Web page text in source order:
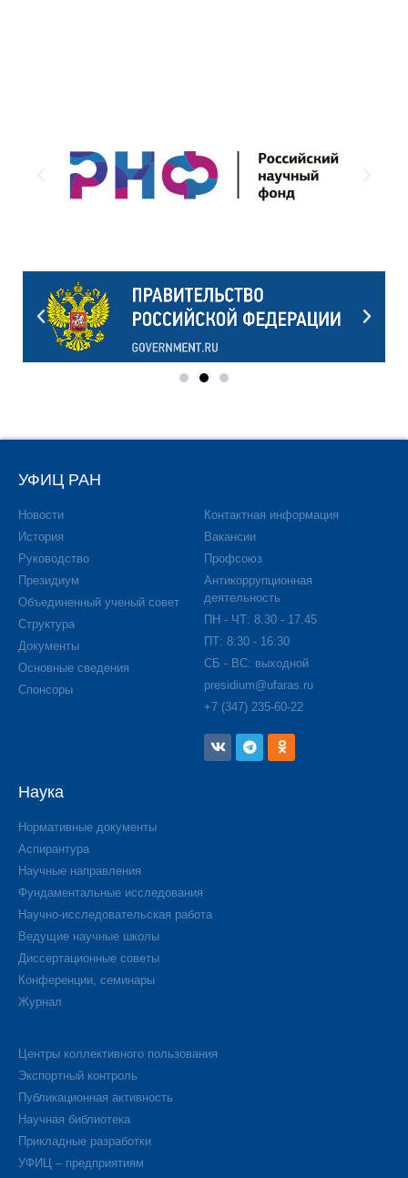
УФИЦ РАН
Новости
История
Руководство
Президиум
Объединенный ученый совет
Структура
Документы
Основные сведения
Спонсоры
Контактная информация
Вакансии
Профсоюз
Антикоррупционная
деятельность
ПН - ЧТ: 8.30 - 17.45
ПТ: 8:30 - 16:30
СБ - ВС: выходной
presidium@ufaras.ru
+7 (347) 235-60-22
Наука
Нормативные документы
Аспирантура
Научные направления
Фундаментальные исследования
Научно-исследовательская работа
Ведущие научные школы
Диссертационные советы
Конференции, семинары
Журнал
Центры коллективного пользования
Экспортный контроль
Публикационная активность
Научная библиотека
Прикладные разработки
УФИЦ – предприятиям